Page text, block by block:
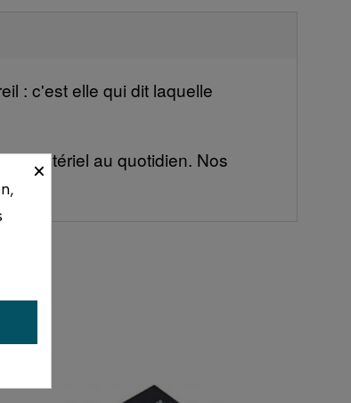
: c'est elle qui dit laquelle
matériel au quotidien. Nos
×